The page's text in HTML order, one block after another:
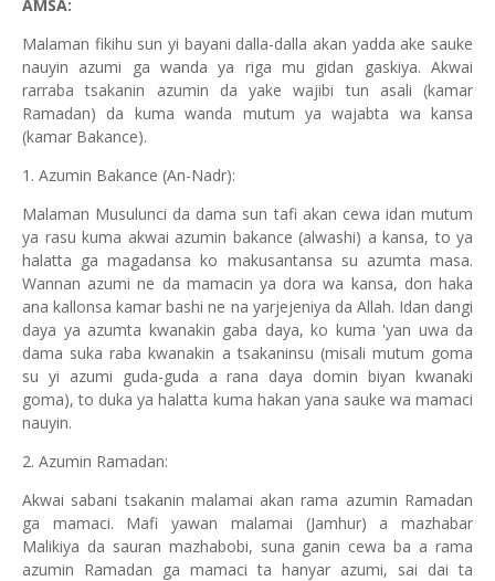
AMSA:
Malaman fikihu sun yi bayani dalla-dalla akan yadda ake sauke
nauyin azumi ga wanda ya riga mu gidan gaskiya. Akwai
rarraba tsakanin azumin da yake wajibi tun asali (kamar
Ramadan) da kuma wanda mutum ya wajabta wa kansa
(kamar Bakance).
1. Azumin Bakance (An-Nadr):
Malaman Musulunci da dama sun tafi akan cewa idan mutum
ya rasu kuma akwai azumin bakance (alwashi) a kansa, to ya
halatta ga magadansa ko makusantansa su azumta masa.
Wannan azumi ne da mamacin ya dora wa kansa, don haka
ana kallonsa kamar bashi ne na yarjejeniya da Allah. Idan dangi
daya ya azumta kwanakin gaba daya, ko kuma 'yan uwa da
dama suka raba kwanakin a tsakaninsu (misali mutum goma
su yi azumi guda-guda a rana daya domin biyan kwanaki
goma), to duka ya halatta kuma hakan yana sauke wa mamaci
nauyin.
2. Azumin Ramadan:
Akwai sabani tsakanin malamai akan rama azumin Ramadan
ga mamaci. Mafi yawan malamai (Jamhur) a mazhabar
Malikiya da sauran mazhabobi, suna ganin cewa ba a rama
azumin Ramadan ga mamaci ta hanyar azumi, sai dai ta